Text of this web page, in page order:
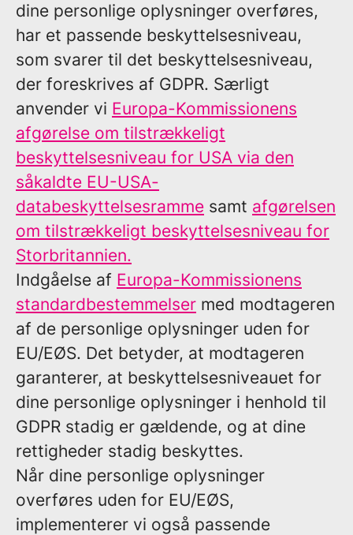
dine personlige oplysninger overføres,
har et passende beskyttelsesniveau,
som svarer til det beskyttelsesniveau,
der foreskrives af GDPR. Særligt
anvender vi Europa-Kommissionens
afgørelse om tilstrækkeligt
beskyttelsesniveau for USA via den
såkaldte EU-USA-
databeskyttelsesramme samt afgørelsen
om tilstrækkeligt beskyttelsesniveau for
Storbritannien.
Indgåelse af Europa-Kommissionens
standardbestemmelser med modtageren
af de personlige oplysninger uden for
EU/EØS. Det betyder, at modtageren
garanterer, at beskyttelsesniveauet for
dine personlige oplysninger i henhold til
GDPR stadig er gældende, og at dine
rettigheder stadig beskyttes.
Når dine personlige oplysninger
overføres uden for EU/EØS,
implementerer vi også passende